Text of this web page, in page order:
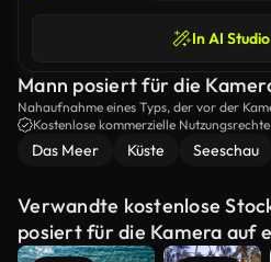
In AI
Mann posiert für die
Nahaufnahme eines Typs, der vor der
Kostenlose kommerzielle Nutzungsrechte
Das Meer Küste Seeschau
Verwandte kostenlose
posiert für die Kamera auf